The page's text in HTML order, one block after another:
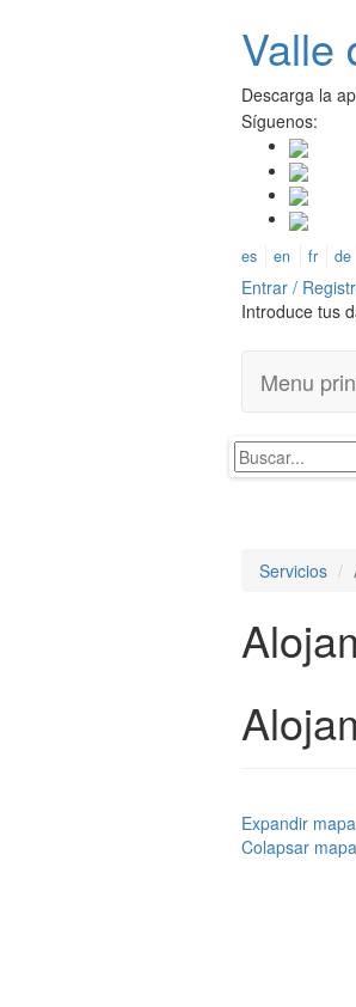
Valle
Descarga la
Síguenos:
es en fr de
Entrar /
Introduce tus
Menu
Servicios
Expandir mapa
Colapsar mapa